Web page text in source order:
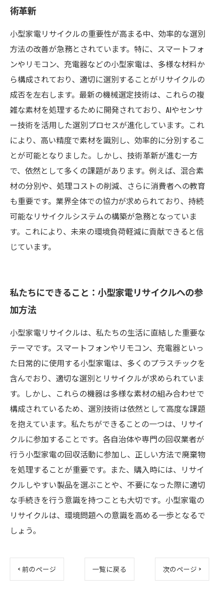
術革新
小型家電リサイクルの重要性が高まる中、効率的な選別
方法の改善が急務とされています。特に、スマートフォ
ンやリモコン、充電器などの小型家電は、多様な材料か
ら構成されており、適切に選別することがリサイクルの
成否を左右します。最新の機械選定技術は、これらの複
雑な素材を処理するために開発されており、AIやセンサ
ー技術を活用した選別プロセスが進化しています。これ
により、高い精度で素材を識別し、効率的に分別するこ
とが可能となりました。しかし、技術革新が進む一方
で、依然として多くの課題があります。例えば、混合素
材の分別や、処理コストの削減、さらに消費者への教育
も重要です。業界全体での協力が求められており、持続
可能なリサイクルシステムの構築が急務となっていま
す。これにより、未来の環境負荷軽減に貢献できると信
じています。
私たちにできること：小型家電リサイクルへの参
加方法
小型家電リサイクルは、私たちの生活に直結した重要な
テーマです。スマートフォンやリモコン、充電器といっ
た日常的に使用する小型家電は、多くのプラスチックを
含んでおり、適切な選別とリサイクルが求められていま
す。しかし、これらの機器は多様な素材の組み合わせで
構成されているため、選別技術は依然として高度な課題
を抱えています。私たちができることの一つは、リサイ
クルに参加することです。各自治体や専門の回収業者が
行う小型家電の回収活動に参加し、正しい方法で廃棄物
を処理することが重要です。また、購入時には、リサイ
クルしやすい製品を選ぶことや、不要になった際に適切
な手続きを行う意識を持つことも大切です。小型家電の
リサイクルは、環境問題への意識を高める一歩となるで
しょう。
< 前のページ 一覧に戻る 次のページ >